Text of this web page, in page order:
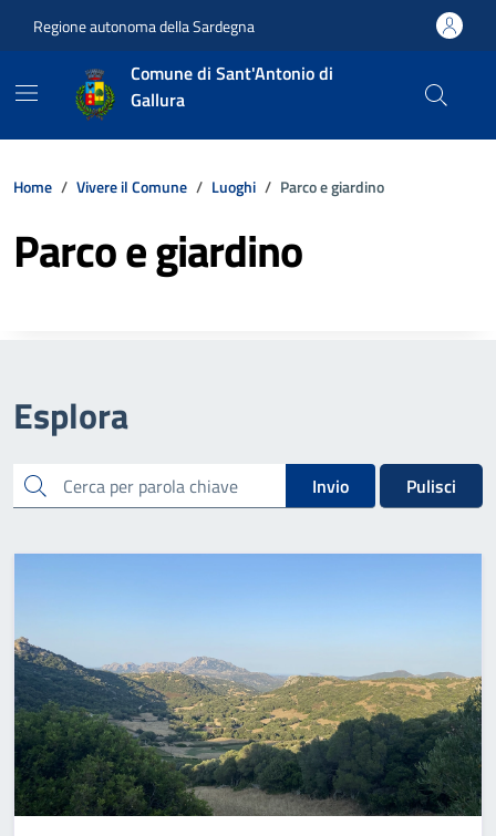
Regione autonoma della Sardegna
Comune di Sant'Antonio di
Gallura
Home Vivere il Comune Luoghi Parco e giardino
Parco e giardino
Esplora
cerca Invio Pulisci